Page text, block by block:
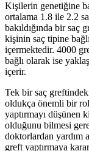
Kişilerin genetiğine
ortalama 1.8 ile 2.2
bakıldığında bir saç
kişinin saç tipine
içermektedir. 4000
bağlı olarak ise
içerir.
Tek bir saç
oldukça önemli bir
yaptırmayı düşünen
olduğunu bilmesi
doktorlardan yardım
greft yaptırmaya